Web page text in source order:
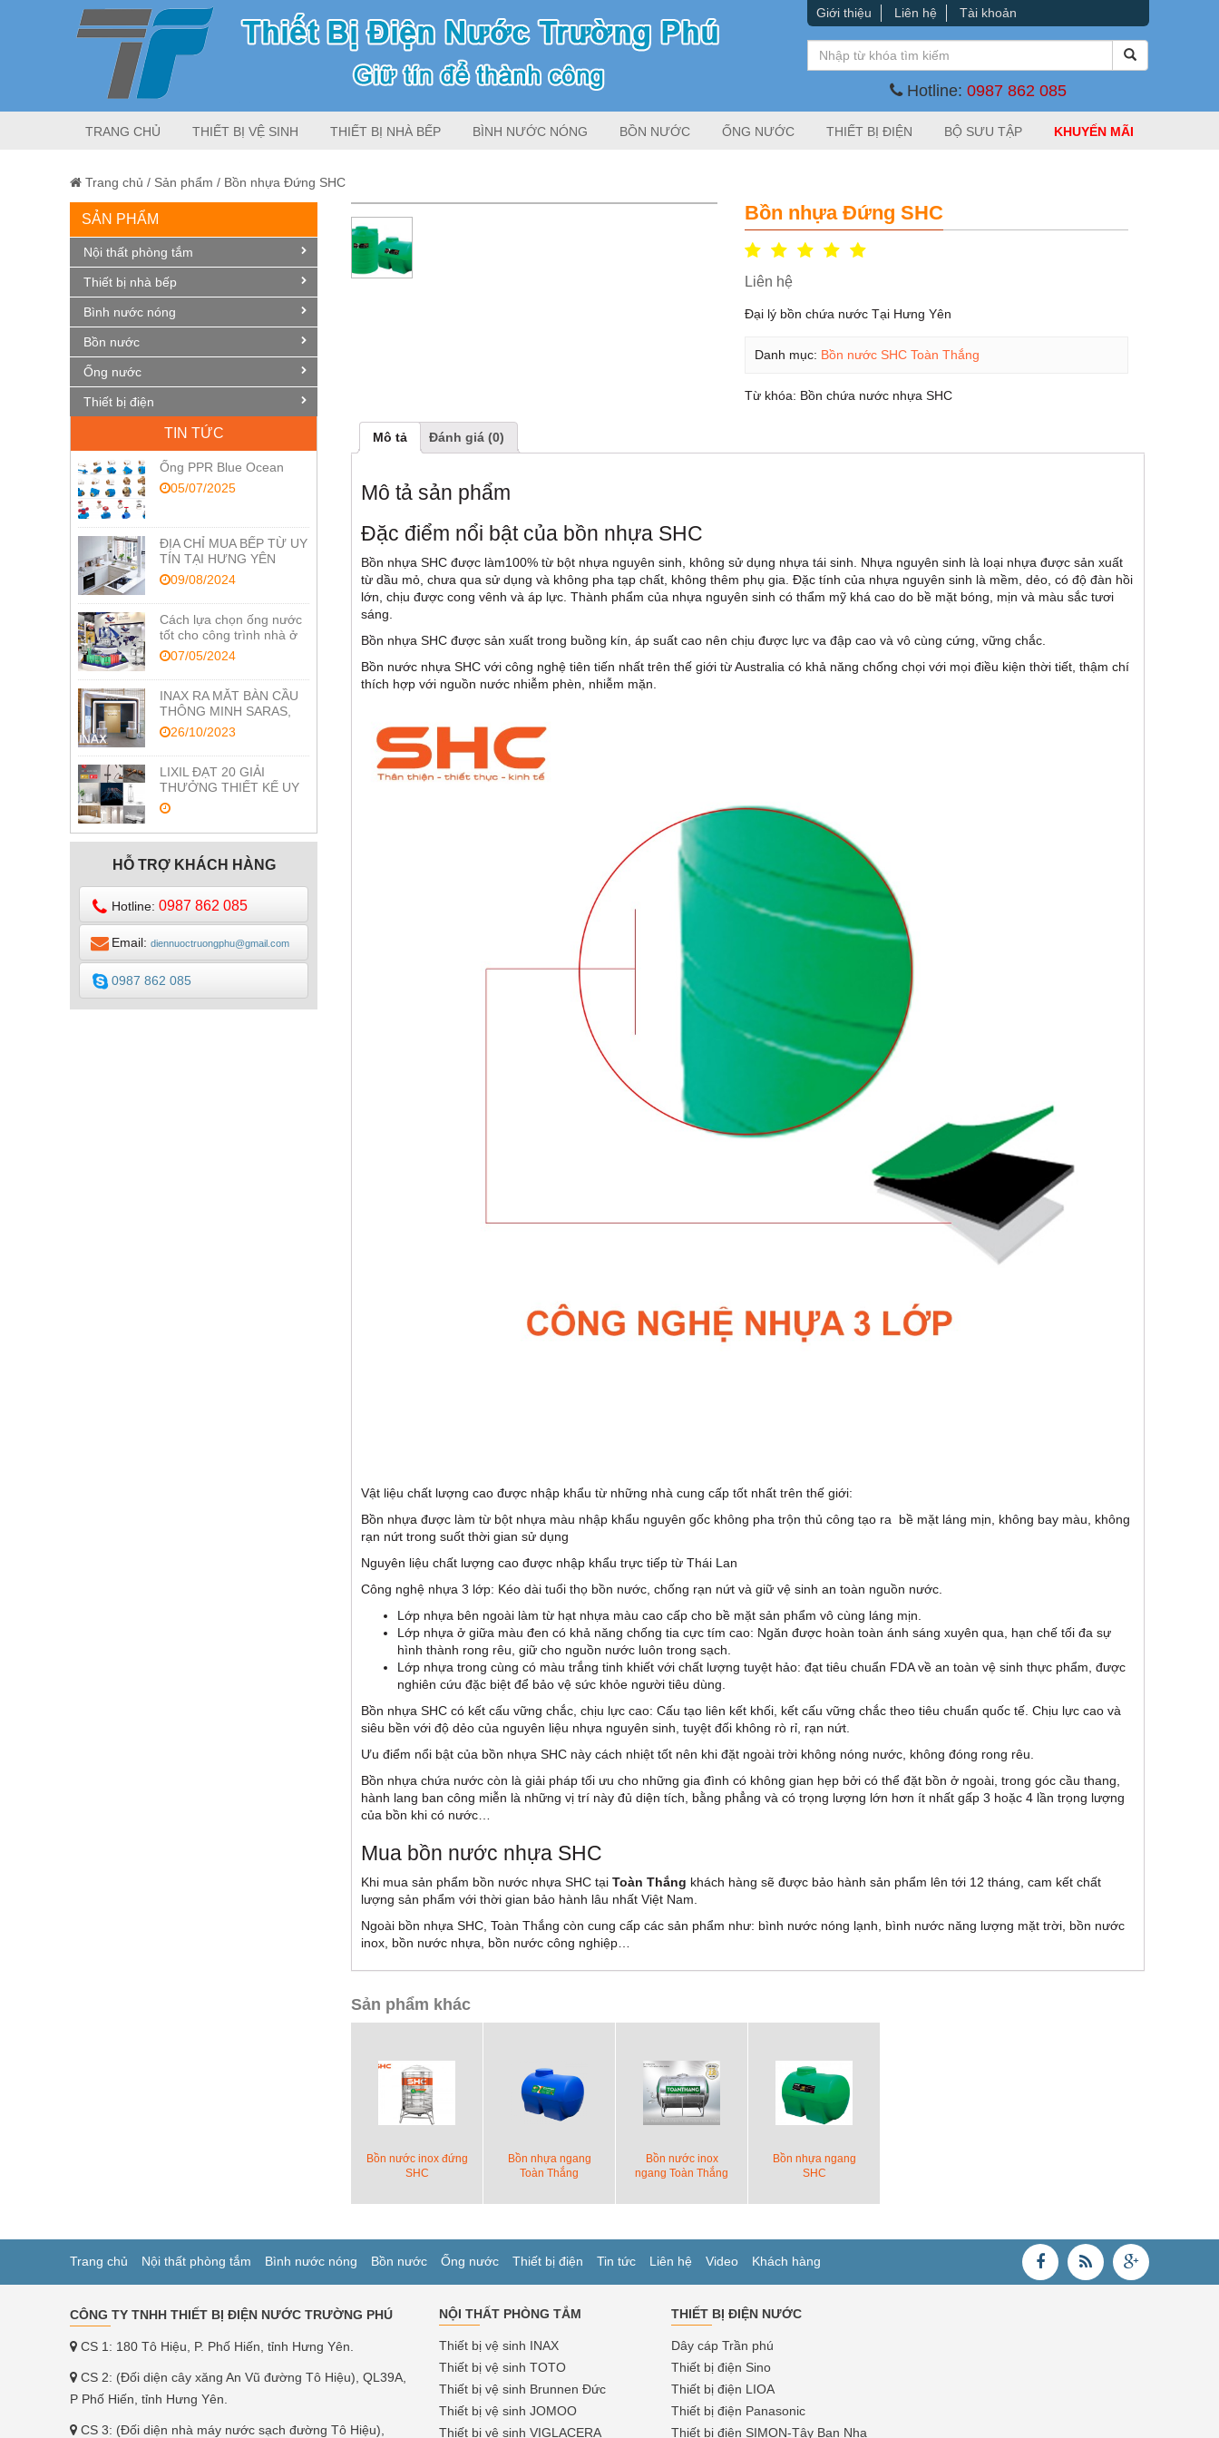
Giới thiệu Liên hệ Tài khoản
Hotline:0987 862 085
TRANG CHỦ THIẾT BỊ VỆ SINH THIẾT BỊ NHÀ BẾP BÌNH NƯỚC NÓNG BỒN NƯỚC ỐNG NƯỚC THIẾT BỊ ĐIỆN BỘ SƯU TẬP KHUYẾN MÃI
Trang chủ / Sản phẩm / Bồn nhựa Đứng SHC
SẢN PHẨM
Nội thất phòng tắm
Thiết bị nhà bếp
Bình nước nóng
Bồn nước
Ống nước
Thiết bị điện
TIN TỨC
Ống PPR Blue Ocean
05/07/2025
ĐỊA CHỈ MUA BẾP TỪ UY
TÍN TẠI HƯNG YÊN
09/08/2024
Cách lựa chọn ống nước
tốt cho công trình nhà ở
07/05/2024
INAX RA MẮT BÀN CẦU
THÔNG MINH SARAS,
TỐI ƯU CÔNG NGHỆ
CHĂM SÓC SỨC KHỎE
26/10/2023
LIXIL ĐẠT 20 GIẢI
THƯỞNG THIẾT KẾ UY
TÍN RED DOT VÀ IF
DESIGN
HỖ TRỢ KHÁCH HÀNG
Hotline: 0987 862 085
Email: diennuoctruongphu@gmail.com
0987 862 085
Bồn nhựa Đứng SHC
Liên hệ
Đại lý bồn chứa nước Tại Hưng Yên
Danh mục: Bồn nước SHC Toàn Thắng
Từ khóa: Bồn chứa nước nhựa SHC
Mô tả Đánh giá (0)
Mô tả sản phẩm
Đặc điểm nổi bật của bồn nhựa SHC
Bồn nhựa SHC được làm100% từ bột nhựa nguyên sinh, không sử dụng nhựa tái sinh. Nhựa nguyên sinh là loại nhựa được sản xuất
từ dầu mỏ, chưa qua sử dụng và không pha tạp chất, không thêm phụ gia. Đặc tính của nhựa nguyên sinh là mềm, dẻo, có độ đàn hồi
lớn, chịu được cong vênh và áp lực. Thành phẩm của nhựa nguyên sinh có thẩm mỹ khá cao do bề mặt bóng, mịn và màu sắc tươi
sáng.
Bồn nhựa SHC được sản xuất trong buồng kín, áp suất cao nên chịu được lực va đập cao và vô cùng cứng, vững chắc.
Bồn nước nhựa SHC với công nghệ tiên tiến nhất trên thế giới từ Australia có khả năng chống chọi với mọi điều kiện thời tiết, thậm chí
thích hợp với nguồn nước nhiễm phèn, nhiễm mặn.
Vật liệu chất lượng cao được nhập khẩu từ những nhà cung cấp tốt nhất trên thế giới:
Bồn nhựa được làm từ bột nhựa màu nhập khẩu nguyên gốc không pha trộn thủ công tạo ra bề mặt láng mịn, không bay màu, không
rạn nứt trong suốt thời gian sử dụng
Nguyên liệu chất lượng cao được nhập khẩu trực tiếp từ Thái Lan
Công nghệ nhựa 3 lớp: Kéo dài tuổi thọ bồn nước, chống rạn nứt và giữ vệ sinh an toàn nguồn nước.
Lớp nhựa bên ngoài làm từ hạt nhựa màu cao cấp cho bề mặt sản phẩm vô cùng láng mịn.
Lớp nhựa ở giữa màu đen có khả năng chống tia cực tím cao: Ngăn được hoàn toàn ánh sáng xuyên qua, hạn chế tối đa sự
hình thành rong rêu, giữ cho nguồn nước luôn trong sạch.
Lớp nhựa trong cùng có màu trắng tinh khiết với chất lượng tuyệt hảo: đạt tiêu chuẩn FDA về an toàn vệ sinh thực phẩm, được
nghiên cứu đặc biệt để bảo vệ sức khỏe người tiêu dùng.
Bồn nhựa SHC có kết cấu vững chắc, chịu lực cao: Cấu tạo liên kết khối, kết cấu vững chắc theo tiêu chuẩn quốc tế. Chịu lực cao và
siêu bền với độ dẻo của nguyên liệu nhựa nguyên sinh, tuyệt đối không rò rỉ, rạn nứt.
Ưu điểm nổi bật của bồn nhựa SHC này cách nhiệt tốt nên khi đặt ngoài trời không nóng nước, không đóng rong rêu.
Bồn nhựa chứa nước còn là giải pháp tối ưu cho những gia đình có không gian hẹp bởi có thể đặt bồn ở ngoài, trong góc cầu thang,
hành lang ban công miễn là những vị trí này đủ diện tích, bằng phẳng và có trọng lượng lớn hơn ít nhất gấp 3 hoặc 4 lần trọng lượng
của bồn khi có nước…
Mua bồn nước nhựa SHC
Khi mua sản phẩm bồn nước nhựa SHC tại Toàn Thắng khách hàng sẽ được bảo hành sản phẩm lên tới 12 tháng, cam kết chất
lượng sản phẩm với thời gian bảo hành lâu nhất Việt Nam.
Ngoài bồn nhựa SHC, Toàn Thắng còn cung cấp các sản phẩm như: bình nước nóng lạnh, bình nước năng lượng mặt trời, bồn nước
inox, bồn nước nhựa, bồn nước công nghiệp…
Sản phẩm khác
Bồn nước inox đứng
SHC
Bồn nhựa ngang
Toàn Thắng
Bồn nước inox
ngang Toàn Thắng
Bồn nhựa ngang
SHC
Trang chủ Nội thất phòng tắm Bình nước nóng Bồn nước Ống nước Thiết bị điện Tin tức Liên hệ Video Khách hàng
CÔNG TY TNHH THIẾT BỊ ĐIỆN NƯỚC TRƯỜNG PHÚ
CS 1: 180 Tô Hiệu, P. Phố Hiến, tỉnh Hưng Yên.
CS 2: (Đối diện cây xăng An Vũ đường Tô Hiệu), QL39A,
P Phố Hiến, tỉnh Hưng Yên.
CS 3: (Đối diện nhà máy nước sạch đường Tô Hiệu),
NỘI THẤT PHÒNG TẮM
Thiết bị vệ sinh INAX
Thiết bị vệ sinh TOTO
Thiết bị vệ sinh Brunnen Đức
Thiết bị vệ sinh JOMOO
Thiết bị vệ sinh VIGLACERA
THIẾT BỊ ĐIỆN NƯỚC
Dây cáp Trần phú
Thiết bị điện Sino
Thiết bị điện LIOA
Thiết bị điện Panasonic
Thiết bị điện SIMON-Tây Ban Nha